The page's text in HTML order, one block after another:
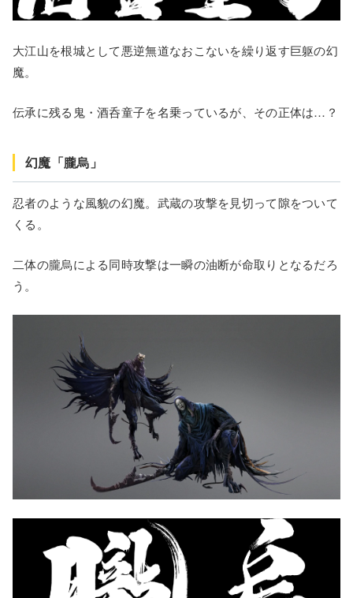
大江山を根城として悪逆無道なおこないを繰り返す巨躯の幻
魔。
伝承に残る鬼・酒呑童子を名乗っているが、その正体は…？
幻魔「朧烏」
忍者のような風貌の幻魔。武蔵の攻撃を見切って隙をついて
くる。
二体の朧烏による同時攻撃は一瞬の油断が命取りとなるだろ
う。